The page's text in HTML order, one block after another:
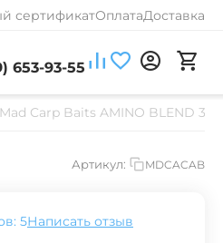
сертификатОплатаДоставка
653-93-55
Carp Baits AMINO BLEND 365
Артикул: MDCACAB
5Написать отзыв